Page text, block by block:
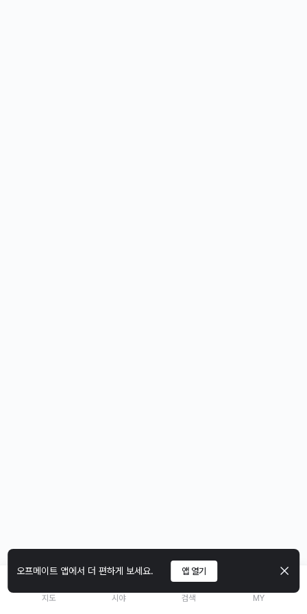
오프메이트 앱에서 더 편하게 보세요. 앱 열기
지도 시야 검색 MY